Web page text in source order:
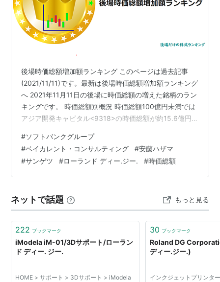
後場時価総額増加額ランキング このページは過去記事
(2021/11/11)です。最新は後場時価総額増加額ランキング
へ 2021年11月11日の後場に時価総額の増えた銘柄のラン
キングです。 時価総額別概況 時価総額100億円未満では
アジア開発キャピタル<9318>の時価総額が約15.6億円増
時価総額が約33.0億円増加 時価総額500億円までの銘柄
ではローランド ディー.ジー.<6789>の時価総額が約22.7
億円増加 時価総額1,000億円までの銘柄ではサンゲツ
<8130>の時価総額が約70.7億円増加 時価総額3,000億
#ソフトバンクグループ
#ベイカレント・コンサルティング #安藤ハザマ
#サンゲツ #ローランド ディー.ジー. #時価総額
ネットで話題 もっと見る
222 ブックマーク
iModela iM-01/3Dサポート/ローラン
ド ディー. ジー.
HOME > サポート > 3Dサポート > iModela
30 ブックマーク
Roland DG
ディー.ジー.)
インクジェットプリンタ